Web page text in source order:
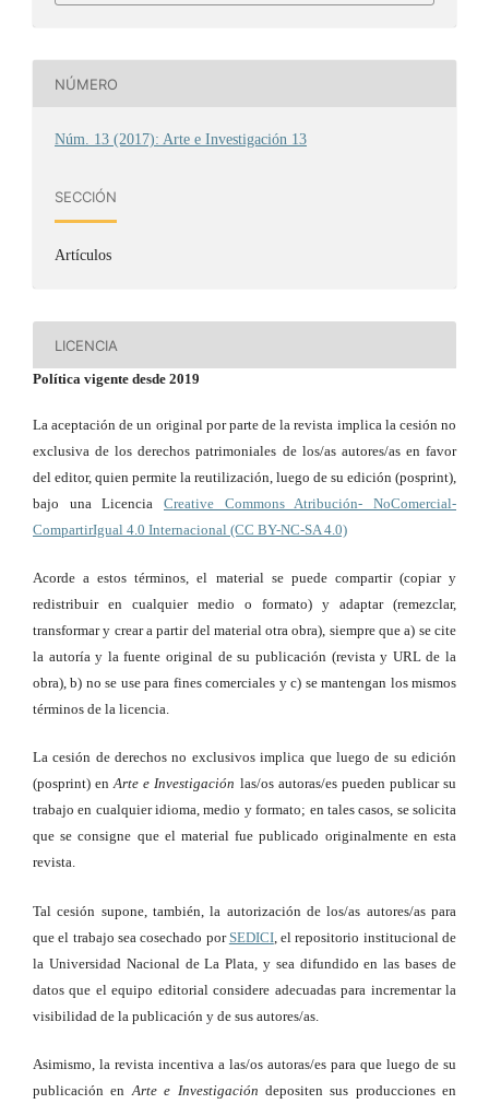
NÚMERO
Núm. 13 (2017): Arte e Investigación 13
SECCIÓN
Artículos
LICENCIA
Política vigente desde 2019
La aceptación de un original por parte de la revista implica la cesión no
exclusiva de los derechos patrimoniales de los/as autores/as en favor
del editor, quien permite la reutilización, luego de su edición (posprint),
bajo una Licencia Creative Commons Atribución- NoComercial-
CompartirIgual 4.0 Internacional (CC BY-NC-SA 4.0)
Acorde a estos términos, el material se puede compartir (copiar y
redistribuir en cualquier medio o formato) y adaptar (remezclar,
transformar y crear a partir del material otra obra), siempre que a) se cite
la autoría y la fuente original de su publicación (revista y URL de la
obra), b) no se use para fines comerciales y c) se mantengan los mismos
términos de la licencia.
La cesión de derechos no exclusivos implica que luego de su edición
(posprint) en Arte e Investigación las/os autoras/es pueden publicar su
trabajo en cualquier idioma, medio y formato; en tales casos, se solicita
que se consigne que el material fue publicado originalmente en esta
revista.
Tal cesión supone, también, la autorización de los/as autores/as para
que el trabajo sea cosechado por SEDICI, el repositorio institucional de
la Universidad Nacional de La Plata, y sea difundido en las bases de
datos que el equipo editorial considere adecuadas para incrementar la
visibilidad de la publicación y de sus autores/as.
Asimismo, la revista incentiva a las/os autoras/es para que luego de su
publicación en Arte e Investigación depositen sus producciones en